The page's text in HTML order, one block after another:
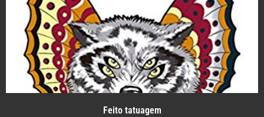
Feito tatuagem